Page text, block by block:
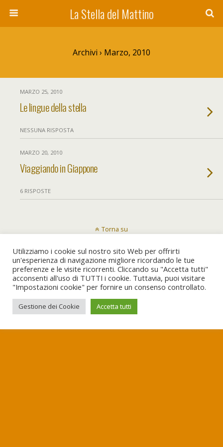
La Stella del Mattino
Archivi › Marzo, 2010
MARZO 25, 2010
Le lingue della stella
NESSUNA RISPOSTA
MARZO 20, 2010
Viaggiando in Giappone
6 RISPOSTE
Torna su
Dispositivo Portatile Pc Desktop
Utilizziamo i cookie sul nostro sito Web per offrirti
un'esperienza di navigazione migliore ricordando le tue
preferenze e le visite ricorrenti. Cliccando su "Accetta tutti"
acconsenti all'uso di TUTTI i cookie. Tuttavia, puoi visitare
"Impostazioni cookie" per fornire un consenso controllato.
Gestione dei Cookie Accetta tutti